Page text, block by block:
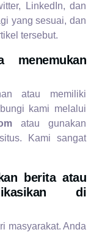
LinkedIn, dan
yang sesuai, dan
tersebut.
atau memiliki
kami melalui
atau gunakan
Kami sangat
berita atau
di
masyarakat. Anda